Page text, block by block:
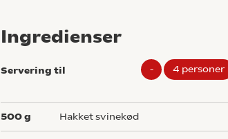
Ingredienser
Servering til - 4 personer
500g hakket svinekød